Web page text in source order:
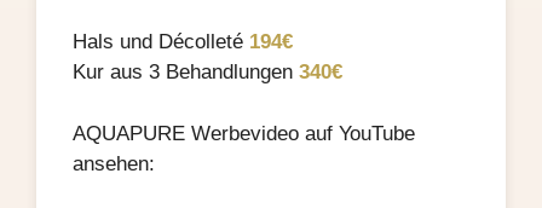
Hals und Décolleté 194€
Kur aus 3 Behandlungen 340€
AQUAPURE Werbevideo auf YouTube
ansehen: